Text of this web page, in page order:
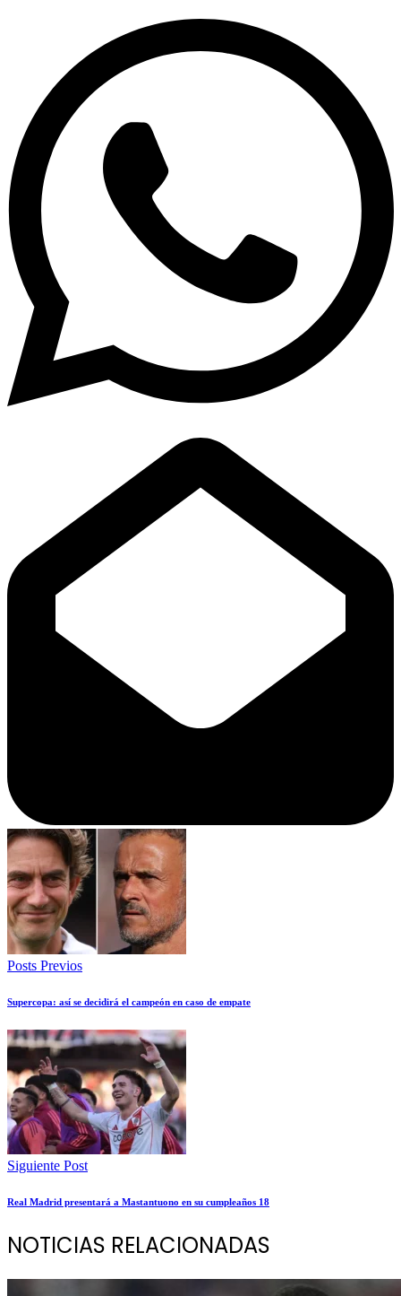
Posts Previos
Supercopa: así se decidirá el campeón en caso de empate
Siguiente Post
Real Madrid presentará a Mastantuono en su cumpleaños 18
NOTICIAS RELACIONADAS